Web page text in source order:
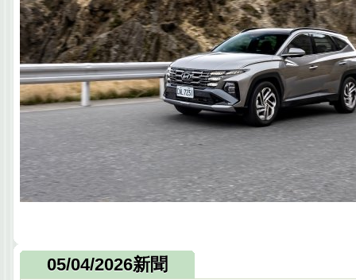
05/04/2026新聞